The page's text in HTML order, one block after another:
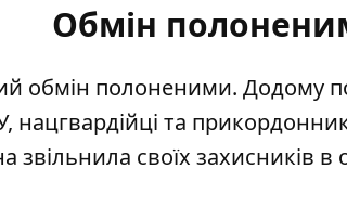
Обмін
обмін полоненими. Додому
нацгвардійці та
звільнила своїх захисників в